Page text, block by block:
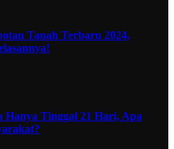
Tanah Terbaru 2024,
Hanya Tinggal 21 Hari, Apa